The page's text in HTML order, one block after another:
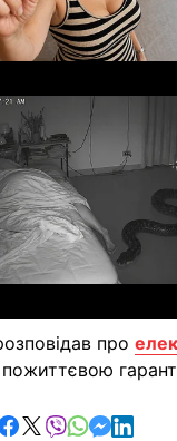
про
пожиттєвою
у
поділитись у
поділитись у X
відправити